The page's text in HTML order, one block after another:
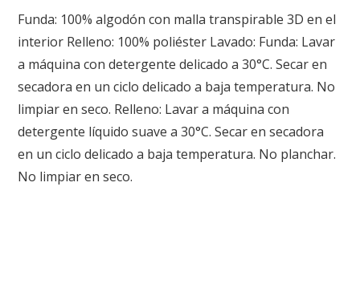
Funda: 100% algodón con malla transpirable 3D en el
interior Relleno: 100% poliéster Lavado: Funda: Lavar
a máquina con detergente delicado a 30°C. Secar en
secadora en un ciclo delicado a baja temperatura. No
limpiar en seco. Relleno: Lavar a máquina con
detergente líquido suave a 30°C. Secar en secadora
en un ciclo delicado a baja temperatura. No planchar.
No limpiar en seco.